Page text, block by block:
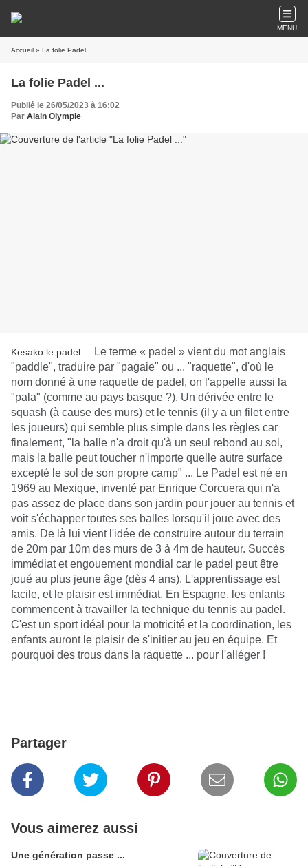
MENU
Accueil » La folie Padel ...
La folie Padel ...
Publié le 26/05/2023 à 16:02
Par Alain Olympie
Kesako le padel ...
Le terme « padel » vient du mot anglais
"paddle", traduire par "pagaie" ou ... "raquette", d'où le
nom donné à une raquette de padel, on l'appelle aussi la
"pala" (comme au pays basque ?). Un dérivée entre le
squash (à cause des murs) et le tennis (il y a un filet entre
les joueurs) qui semble plus simple dans les règles car
finalement, "la balle n'a droit qu'à un seul rebond au sol,
mais la balle peut toucher n'importe quelle autre surface
excepté le sol de son propre camp" ... Le Padel est né en
1969 au Mexique, inventé par Enrique Corcuera qui n'a
pas assez de place dans son jardin pour jouer au tennis et
voit s'échapper toutes ses balles lorsqu'il joue avec des
amis. De là lui vient l'idée de construire autour du terrain
de 20m par 10m des murs de 3 à 4m de hauteur. Succès
immédiat et engouement mondial car le padel peut être
joué au plus jeune âge (dès 4 ans). L'apprentissage est
facile, et le plaisir est immédiat. En Espagne, les enfants
commencent à travailler la technique du tennis au padel.
C'est un sport idéal pour la motricité et la coordination, les
enfants auront le plaisir de s'initier au jeu en équipe. Et
pourquoi des trous dans la raquette ... pour l'alléger !
Partager
Vous aimerez aussi
Une génération passe ...